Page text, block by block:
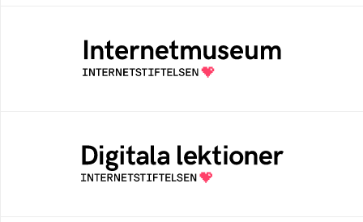
Ett digitalt museum som byggts, och kureras
av Internetstiftelsen
Öppen digital lärresurs med färdiga lektioner
för alla stadier i grundskolan